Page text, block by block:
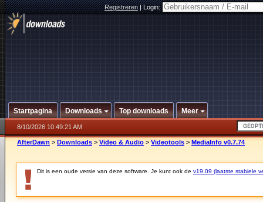
Registreren|Login:
Startpagina Downloads Top downloads Meer
8/10/2026 10:49:21 AM
AfterDawn > Downloads > Video & Audio > Videotools > MediaInfo v0.7.74
Dit is een oude versie van deze software. Je kunt ook de v19.09 (laatste stabiele